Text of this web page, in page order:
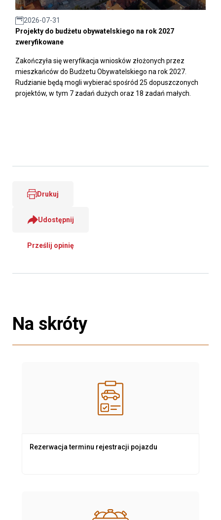
2026-07-31
Projekty do budżetu obywatelskiego na rok 2027
zweryfikowane
Zakończyła się weryfikacja wniosków złożonych przez
mieszkańców do Budżetu Obywatelskiego na rok 2027.
Rudzianie będą mogli wybierać spośród 25 dopuszczonych
projektów, w tym 7 zadań dużych oraz 18 zadań małych.
Drukuj
Udostępnij
Prześlij opinię
Na skróty
Rezerwacja terminu rejestracji pojazdu